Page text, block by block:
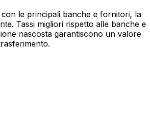
le principali banche e fornitori, la
Tassi migliori rispetto alle banche e
nascosta garantiscono un valore